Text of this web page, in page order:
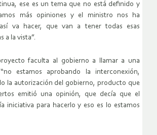
ese es un tema que no está definido y
más opiniones y el ministro nos ha
va hacer, que van a tener todas esas
a la vista”.
faculta al gobierno a llamar a una
estamos aprobando la interconexión,
la autorización del gobierno, producto que
emitió una opinión, que decía que el
iniciativa para hacerlo y eso es lo estamos